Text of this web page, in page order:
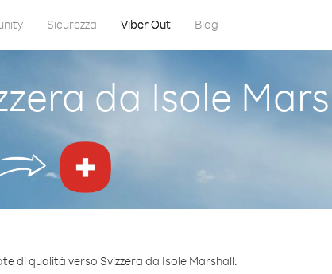
Sicurezza Viber Out Blog
da Isole
di qualità verso Svizzera da Isole Marshall.